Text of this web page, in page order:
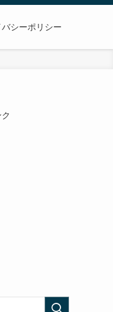
バシーポリシー